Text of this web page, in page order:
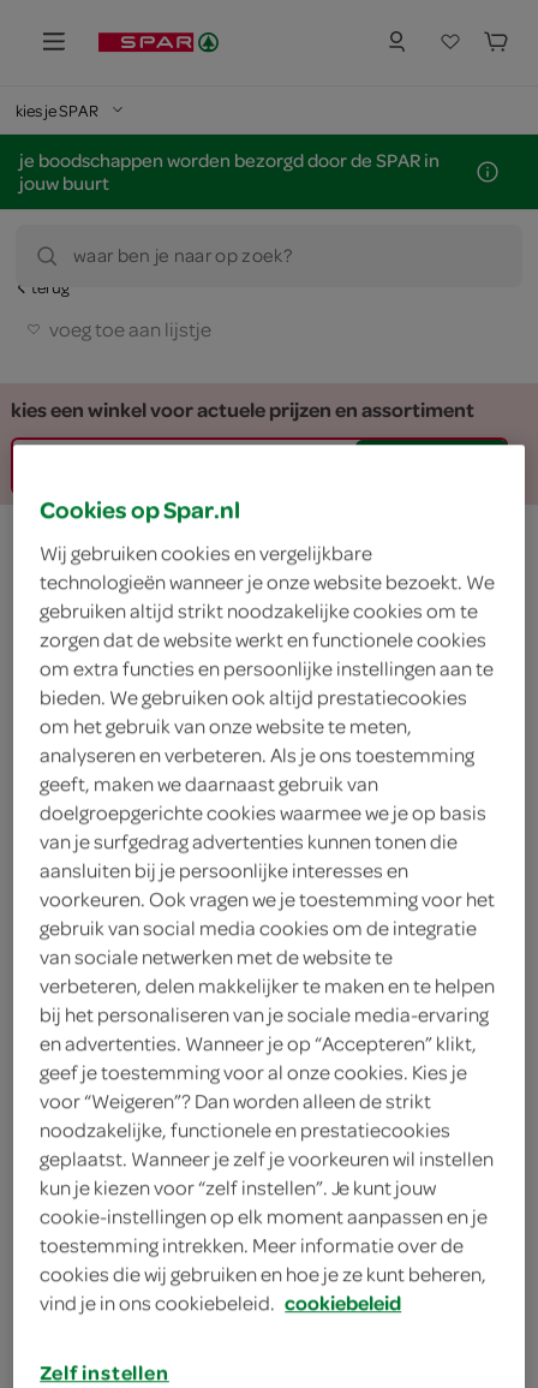
kies je SPAR
je boodschappen worden bezorgd door de SPAR in
jouw buurt
waar ben je naar op zoek?
terug
voeg toe aan lijstje
kies een winkel voor actuele prijzen en assortiment
Lokaal Drukknop 50
stuks
Lokaal
50 Stuks
Let op: aanbiedingen zijn niet zichtbaar bij de
producten, maar worden wél automatisch
verwerkt in de winkelmand.
Cookies op Spar.nl
Wij gebruiken cookies en vergelijkbare
technologieën wanneer je onze website bezoekt. We
gebruiken altijd strikt noodzakelijke cookies om te
zorgen dat de website werkt en functionele cookies
om extra functies en persoonlijke instellingen aan te
bieden. We gebruiken ook altijd prestatiecookies
om het gebruik van onze website te meten,
analyseren en verbeteren. Als je ons toestemming
geeft, maken we daarnaast gebruik van
doelgroepgerichte cookies waarmee we je op basis
van je surfgedrag advertenties kunnen tonen die
aansluiten bij je persoonlijke interesses en
voorkeuren. Ook vragen we je toestemming voor het
gebruik van social media cookies om de integratie
van sociale netwerken met de website te
verbeteren, delen makkelijker te maken en te helpen
bij het personaliseren van je sociale media-ervaring
en advertenties. Wanneer je op “Accepteren” klikt,
geef je toestemming voor al onze cookies. Kies je
voor “Weigeren”? Dan worden alleen de strikt
noodzakelijke, functionele en prestatiecookies
geplaatst. Wanneer je zelf je voorkeuren wil instellen
kun je kiezen voor “zelf instellen”. Je kunt jouw
cookie-instellingen op elk moment aanpassen en je
toestemming intrekken. Meer informatie over de
cookies die wij gebruiken en hoe je ze kunt beheren,
vind je in ons cookiebeleid. cookiebeleid
Zelf instellen